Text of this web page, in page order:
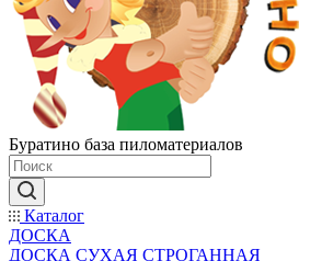
Буратино база пиломатериалов
Каталог
ДОСКА
ДОСКА СУХАЯ СТРОГАННАЯ